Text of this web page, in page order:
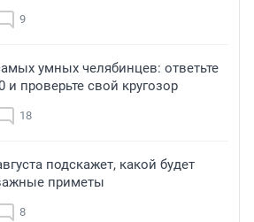
9
умных челябинцев: ответьте
и проверьте свой кругозор
18
подскажет, какой будет
приметы
8